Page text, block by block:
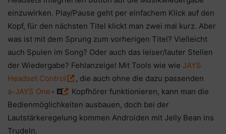
einzuwirken. Play/Pause geht per einfachem Klick auf den
Kopf, für den nächsten Titel klickt man zwei mal kurz. Aber
was ist mit dem Sprung zum vorherigen Titel? Vielleicht
auch Spulen im Song? Oder auch das leiser/lauter Stellen
der Wiedergabe? Fehlanzeige! Mit Tools wie wie JAYS
Headset Control
, die auch ohne die dazu passenden
a-JAYS One+
Kopfhörer funktionieren, kann man die
Bedienmöglichkeiten ausbauen, doch bei der
Lautstärkeregelung kommen Androiden mit Jelly Bean ins
Trudeln.